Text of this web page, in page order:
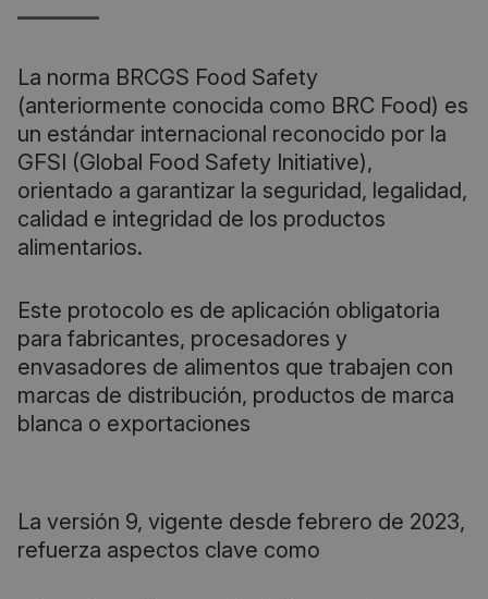
La norma BRCGS Food Safety
(anteriormente conocida como BRC Food) es
un estándar internacional reconocido por la
GFSI (Global Food Safety Initiative),
orientado a garantizar la seguridad, legalidad,
calidad e integridad de los productos
alimentarios.
Este protocolo es de aplicación obligatoria
para fabricantes, procesadores y
envasadores de alimentos que trabajen con
marcas de distribución, productos de marca
blanca o exportaciones
La versión 9, vigente desde febrero de 2023,
refuerza aspectos clave como